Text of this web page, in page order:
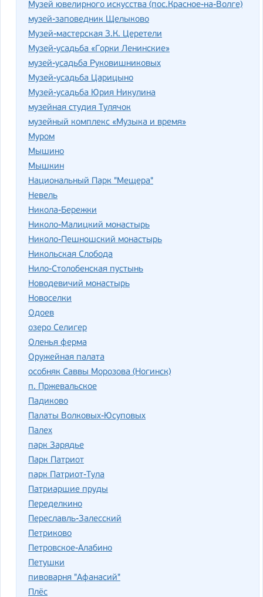
Музей ювелирного искусства (пос.Красное-на-Волге)
музей-заповедник Щелыково
Музей-мастерская З.К. Церетели
Музей-усадьба «Горки Ленинские»
музей-усадьба Руковишниковых
Музей-усадьба Царицыно
Музей-усадьба Юрия Никулина
музейная студия Тулячок
музейный комплекс «Музыка и время»
Муром
Мышино
Мышкин
Национальный Парк "Мещера"
Невель
Никола-Бережки
Николо-Малицкий монастырь
Николо-Пешношский монастырь
Никольская Слобода
Нило-Столобенская пустынь
Новодевичий монастырь
Новоселки
Одоев
озеро Селигер
Оленья ферма
Оружейная палата
особняк Саввы Морозова (Ногинск)
п. Пржевальское
Падиково
Палаты Волковых-Юсуповых
Палех
парк Зарядье
Парк Патриот
парк Патриот-Тула
Патриаршие пруды
Переделкино
Переславль-Залесский
Петриково
Петровское-Алабино
Петушки
пивоварня "Афанасий"
Плёс